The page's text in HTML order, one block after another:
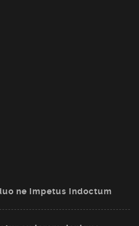
ne impetus indoctum